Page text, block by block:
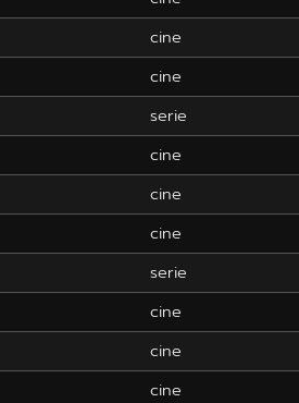
cine
cine
serie
cine
cine
cine
serie
cine
cine
cine